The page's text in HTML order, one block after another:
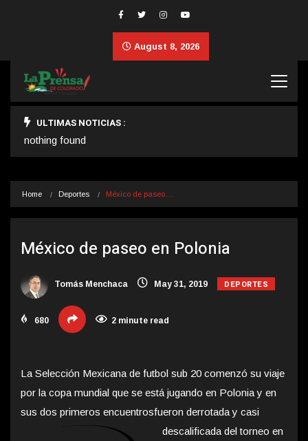
August 8, 2026
ULTIMAS NOTICIAS :
nothing found
Home Deportes México de paseo…
México de paseo en Polonia
Tomás Menchaca May 31, 2019 DEPORTES
680 2 minute read
La Selección Mexicana de futbol sub 20 comenzó su viaje
por la copa mundial que se está jugando en Polonia y en
sus dos primeros encuentrosfueron derrotada y casi
descalificada del torneo en